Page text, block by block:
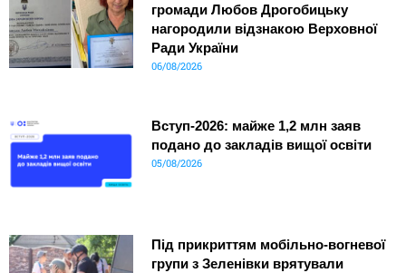
громади Любов Дрогобицьку
нагородили відзнакою Верховної
Ради України
06/08/2026
Вступ-2026: майже 1,2 млн заяв
подано до закладів вищої освіти
05/08/2026
Під прикриттям мобільно-вогневої
групи з Зеленівки врятували